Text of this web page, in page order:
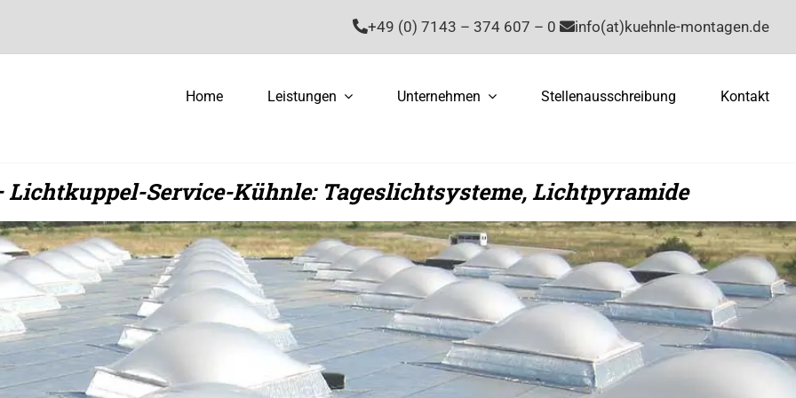
+49 (0) 7143 – 374 607 – 0 info(at)kuehnle-montagen.de
Home Leistungen Unternehmen Stellenausschreibung Kontakt
Service-Kühnle: Tageslichtsysteme, Lichtpyramide